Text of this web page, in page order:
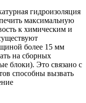
гидроизоляция
максимальную
к химическим и
более 15 мм
на сборных
блоки). Это связано с
способны вызвать